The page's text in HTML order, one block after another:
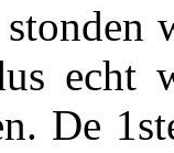
echt
De